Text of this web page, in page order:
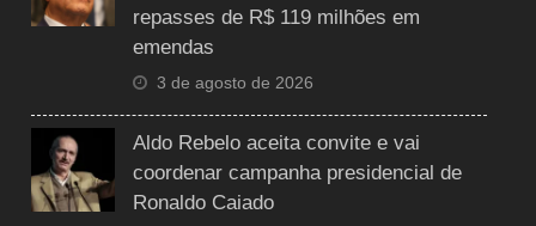
repasses de R$ 119 milhões em
emendas
3 de agosto de 2026
Aldo Rebelo aceita convite e vai
coordenar campanha presidencial de
Ronaldo Caiado